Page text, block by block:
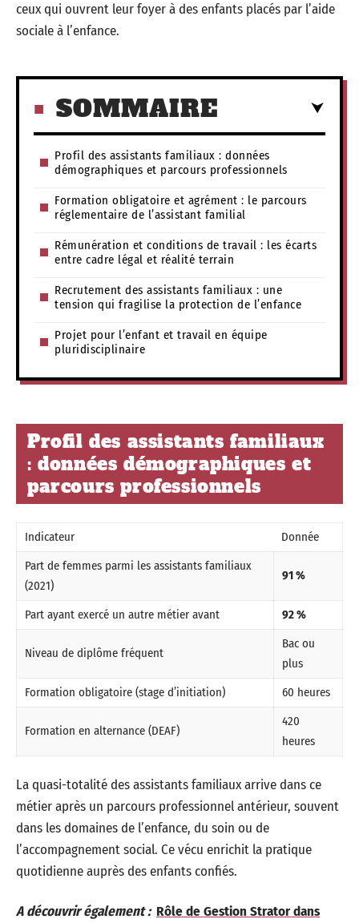
ceux qui ouvrent leur foyer à des enfants placés par l’aide
sociale à l’enfance.
SOMMAIRE
Profil des assistants familiaux : données
démographiques et parcours professionnels
Formation obligatoire et agrément : le parcours
réglementaire de l’assistant familial
Rémunération et conditions de travail : les écarts
entre cadre légal et réalité terrain
Recrutement des assistants familiaux : une
tension qui fragilise la protection de l’enfance
Projet pour l’enfant et travail en équipe
pluridisciplinaire
Profil des assistants familiaux
: données démographiques et
parcours professionnels
Indicateur
Donnée
Part de femmes parmi les assistants familiaux
(2021)
91 %
Part ayant exercé un autre métier avant 92 %
Niveau de diplôme fréquent
Bac ou
plus
Formation obligatoire (stage d’initiation)
60 heures
Formation en alternance (DEAF)
420
heures
La quasi-totalité des assistants familiaux arrive dans ce
métier après un parcours professionnel antérieur, souvent
dans les domaines de l’enfance, du soin ou de
l’accompagnement social. Ce vécu enrichit la pratique
quotidienne auprès des enfants confiés.
A découvrir également : Rôle de Gestion Strator dans